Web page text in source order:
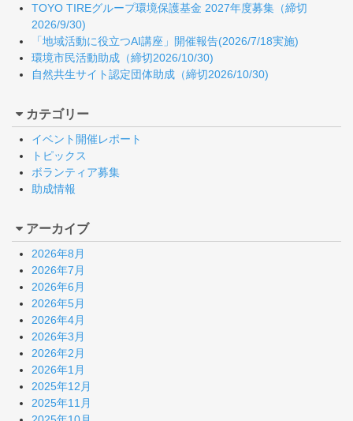
TOYO TIREグループ環境保護基金 2027年度募集（締切
2026/9/30)
「地域活動に役立つAI講座」開催報告(2026/7/18実施)
環境市民活動助成（締切2026/10/30)
自然共生サイト認定団体助成（締切2026/10/30)
カテゴリー
イベント開催レポート
トピックス
ボランティア募集
助成情報
アーカイブ
2026年8月
2026年7月
2026年6月
2026年5月
2026年4月
2026年3月
2026年2月
2026年1月
2025年12月
2025年11月